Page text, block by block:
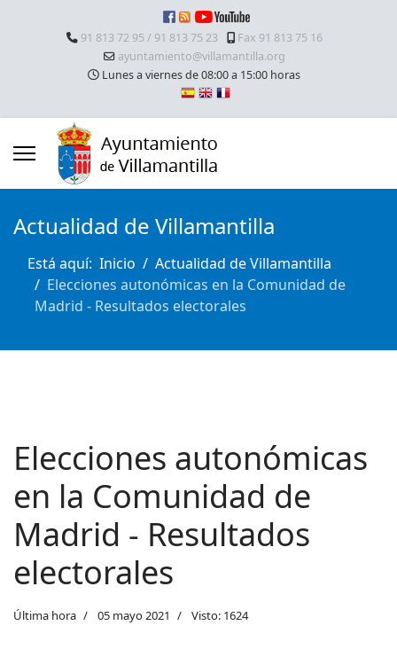
91 813 72 95 / 91 813 75 23
Fax 91 813 75 16
ayuntamiento@villamantilla.org
Lunes a viernes de 08:00 a 15:00 horas
Actualidad de Villamantilla
Está aquí: Inicio
Actualidad de Villamantilla
Elecciones autonómicas en la Comunidad de
Madrid - Resultados electorales
Elecciones autonómicas
en la Comunidad de
Madrid - Resultados
electorales
Última hora 05 mayo 2021 Visto: 1624